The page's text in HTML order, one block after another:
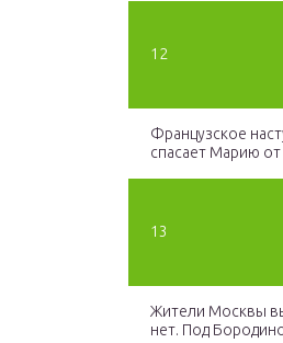
12
Французское
спасает Марию от
13
Жители Москвы
нет. Под